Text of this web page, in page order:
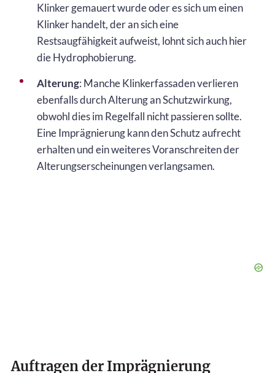
Klinker gemauert wurde oder es sich um einen
Klinker handelt, der an sich eine
Restsaugfähigkeit aufweist, lohnt sich auch hier
die Hydrophobierung.
Alterung: Manche Klinkerfassaden verlieren
ebenfalls durch Alterung an Schutzwirkung,
obwohl dies im Regelfall nicht passieren sollte.
Eine Imprägnierung kann den Schutz aufrecht
erhalten und ein weiteres Voranschreiten der
Alterungserscheinungen verlangsamen.
Auftragen der Imprägnierung